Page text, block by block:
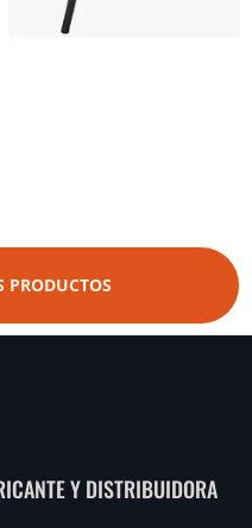
PRODUCTOS
Y DISTRIBUIDORA